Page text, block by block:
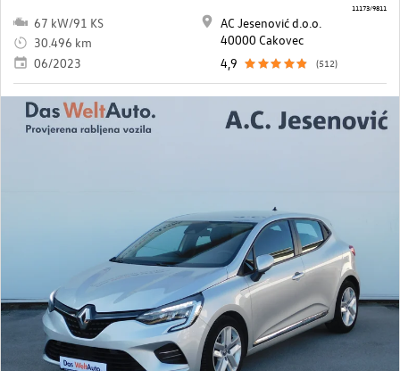
67 kW/91 KS
30.496 km
06/2023
AC Jesenović d.o.o.
40000 Cakovec
4,9
(512)
11173/9811